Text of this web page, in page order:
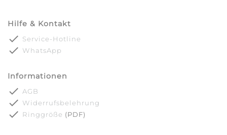
Hilfe & Kontakt
done Service-Hotline
done WhatsApp
Informationen
done AGB
done Widerrufsbelehrung
done Ringgröße (PDF)